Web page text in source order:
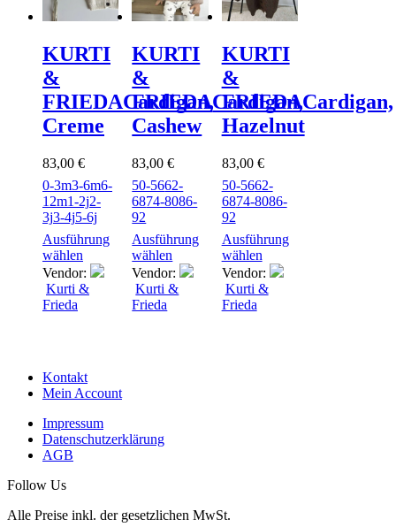
KURTI
&
FRIEDACardigan,
Creme
83,00 €
0-3m3-6m6-
12m1-2j2-
3j3-4j5-6j
Ausführung
wählen
Vendor:
Kurti &
Frieda
KURTI
&
FRIEDACardigan,
Cashew
83,00€
50-5662-
6874-8086-
92
Ausführung
wählen
Vendor:
Kurti &
Frieda
KURTI
&
FRIEDACardigan,
Hazelnut
83,00 €
50-5662-
6874-8086-
92
Ausführung
wählen
Vendor:
Kurti &
Frieda
Kontakt
Mein Account
Impressum
Datenschutzerklärung
AGB
Follow Us
Alle Preise inkl. der gesetzlichen MwSt.